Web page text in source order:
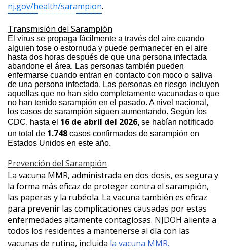
nj.gov/health/sarampion.
Transmisión del Sarampión
El virus se propaga fácilmente a través del aire cuando
alguien tose o estornuda y puede permanecer en el aire
hasta dos horas después de que una persona infectada
abandone el área. Las personas también pueden
enfermarse cuando entran en contacto con moco o saliva
de una persona infectada. Las personas en riesgo incluyen
aquellas que no han sido completamente vacunadas o que
no han tenido sarampión en el pasado. A nivel nacional,
los casos de sarampión siguen aumentando. Según los
CDC, hasta el 16 de abril del 2026, se habían notificado
un total de 1.748 casos confirmados de sarampión en
Estados Unidos en este año.
Prevención del Sarampión
La vacuna MMR, administrada en dos dosis, es segura y
la forma más eficaz de proteger contra el sarampión,
las paperas y la rubéola. La vacuna también es eficaz
para prevenir las complicaciones causadas por estas
enfermedades altamente contagiosas. NJDOH alienta a
todos los residentes a mantenerse al día con las
vacunas de rutina, incluida la vacuna MMR.